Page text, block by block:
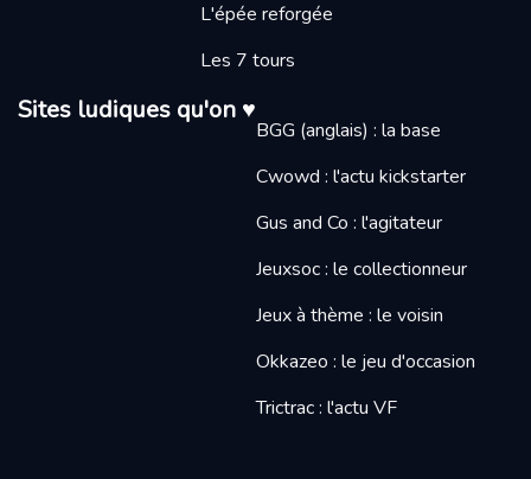
L'épée reforgée
Les 7 tours
Sites ludiques qu'on ♥
BGG (anglais) : la base
Cwowd : l'actu kickstarter
Gus and Co : l'agitateur
Jeuxsoc : le collectionneur
Jeux à thème : le voisin
Okkazeo : le jeu d'occasion
Trictrac : l'actu VF